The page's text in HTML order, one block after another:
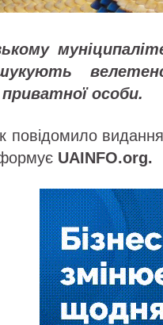
особи.
повідомило
UAINFO.org.